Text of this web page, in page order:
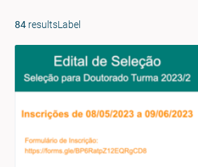
84 resultsLabel